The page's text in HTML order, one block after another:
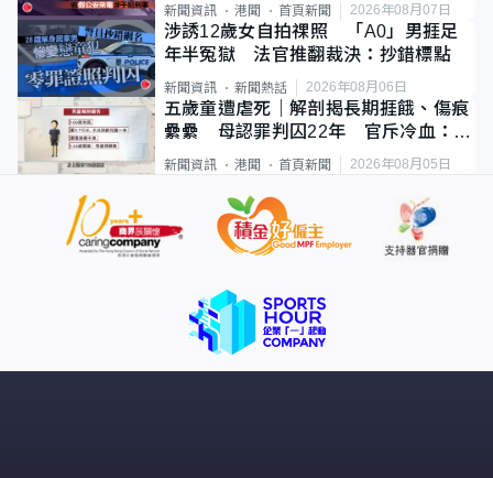
新聞資訊 港聞 首頁新聞 2026年08月07日
涉誘12歲女自拍祼照 「A0」男捱足
年半冤獄 法官推翻裁決：抄錯標點
新聞資訊 新聞熱話 2026年08月06日
五歲童遭虐死｜解剖揭長期捱餓、傷痕
纍纍 母認罪判囚22年 官斥冷血：同
類案最惡劣
新聞資訊 港聞 首頁新聞 2026年08月05日